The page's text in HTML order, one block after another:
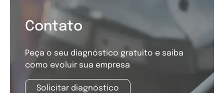
Contato
Peça o seu diagnóstico gratuito e saiba
como evoluir sua empresa
Solicitar diagnóstico